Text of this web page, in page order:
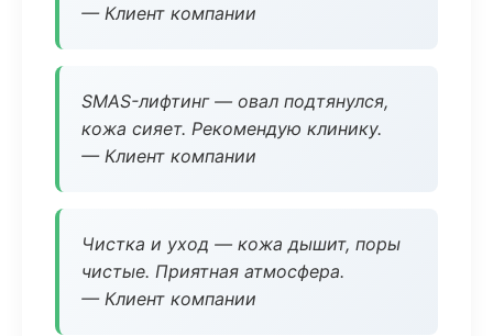
— Клиент компании
SMAS-лифтинг — овал подтянулся,
кожа сияет. Рекомендую клинику.
— Клиент компании
Чистка и уход — кожа дышит, поры
чистые. Приятная атмосфера.
— Клиент компании